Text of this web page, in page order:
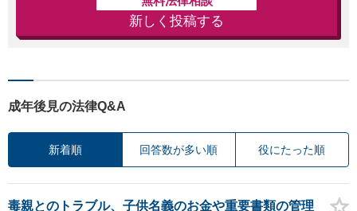
新しく投稿する
成年後見の法律Q&A
新着順 回答数が多い順 役にたった順
毒親とのトラブル、子供名義のお金や重要書類の管理